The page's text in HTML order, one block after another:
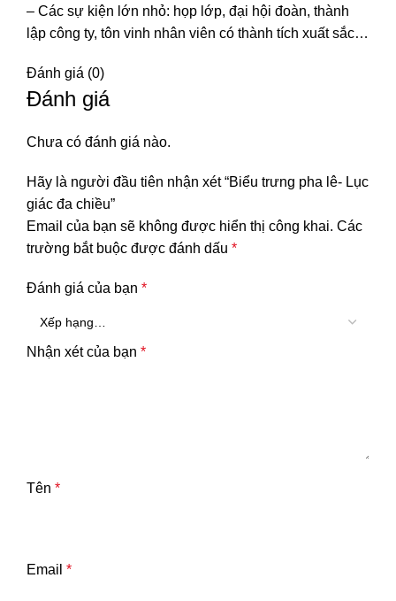
– Các sự kiện lớn nhỏ: họp lớp, đại hội đoàn, thành
lập công ty, tôn vinh nhân viên có thành tích xuất sắc…
Đánh giá (0)
Đánh giá
Chưa có đánh giá nào.
Hãy là người đầu tiên nhận xét “Biểu trưng pha lê- Lục
giác đa chiều”
Email của bạn sẽ không được hiển thị công khai. Các
trường bắt buộc được đánh dấu *
Đánh giá của bạn *
Nhận xét của bạn *
Tên *
Email *